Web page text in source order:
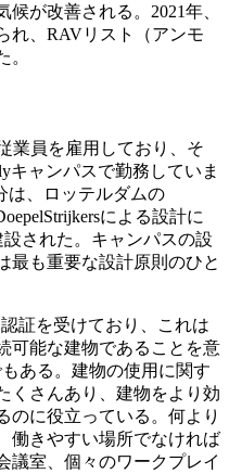
が改善される。2021年、
れ、RAVリスト（アンモ
。
業員を雇用しており、そ
キャンパスで勤務していま
は、ロッテルダムの
による設計に
設された。キャンパスの設
最も重要な設計原則のひと
証を受けており、これは
可能な建物であることを意
ある。建物の使用に関す
くさんあり、建物をより効
のに役立っている。何より
働きやすい場所でなければ
議室、個々のワークプレイ